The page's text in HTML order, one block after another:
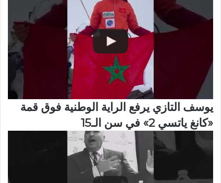
يوسف التازي يرفع الراية الوطنية فوق قمة
«كانغ ياتسي 2» في سن الـ15